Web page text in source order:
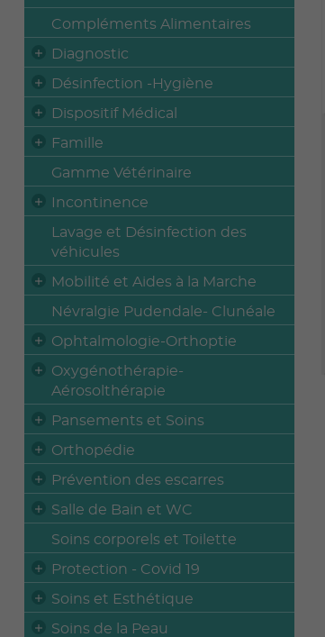
Compléments Alimentaires
Diagnostic
Désinfection -Hygiène
Dispositif Médical
Famille
Gamme Vétérinaire
Incontinence
Lavage et Désinfection des
véhicules
Mobilité et Aides à la Marche
Névralgie Pudendale- Clunéale
Ophtalmologie-Orthoptie
Oxygénothérapie-
Aérosolthérapie
Pansements et Soins
Orthopédie
Prévention des escarres
Salle de Bain et WC
Soins corporels et Toilette
Protection - Covid 19
Soins et Esthétique
Soins de la Peau